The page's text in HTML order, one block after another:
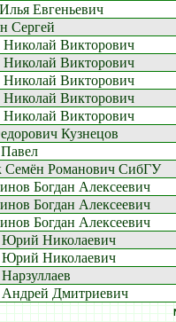
Евгеньевич
Сергей
Николай Викторович
Николай Викторович
Николай Викторович
Николай Викторович
Николай Викторович
Кузнецов
Семён Романович СибГУ
Богдан Алексеевич
Богдан Алексеевич
Богдан Алексеевич
Юрий Николаевич
Юрий Николаевич
Андрей Дмитриевич